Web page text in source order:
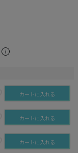
カートに入れる
カートに入れる
カートに入れる